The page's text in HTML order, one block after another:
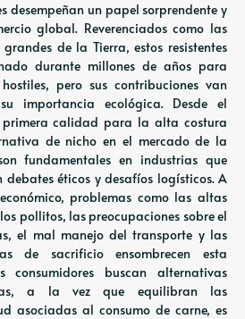
desempeñan un papel sorprendente y
global. Reverenciados como las
de la Tierra, estos resistentes
durante millones de años para
pero sus contribuciones van
importancia ecológica. Desde el
primera calidad para la alta costura
de nicho en el mercado de la
fundamentales en industrias que
debates éticos y desafíos logísticos. A
problemas como las altas
pollitos, las preocupaciones sobre el
el mal manejo del transporte y las
de sacrificio ensombrecen esta
consumidores buscan alternativas
a la vez que equilibran las
asociadas al consumo de carne, es